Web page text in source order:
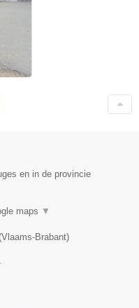
en in de provincie
maps ▼
Vlaams-Brabant)